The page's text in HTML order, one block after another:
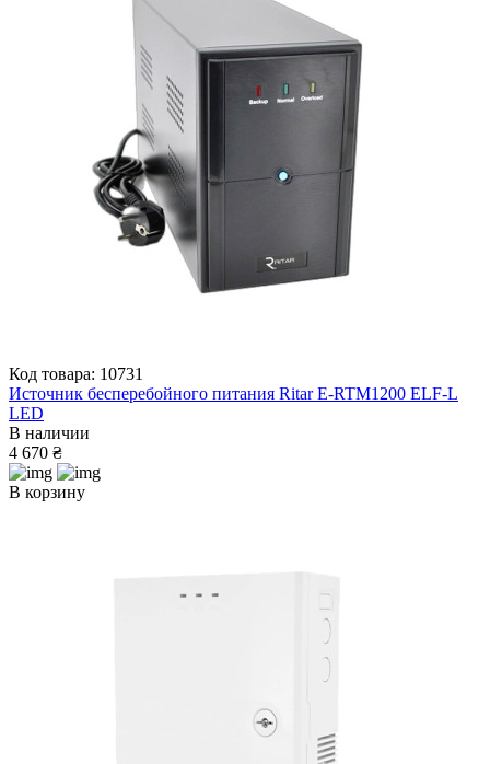
Код товара: 10731
Источник бесперебойного питания Ritar E-RTM1200 ELF-L
LED
В наличии
4 670 ₴
В корзину